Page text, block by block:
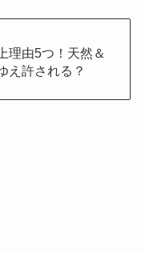
理由5つ！天然＆
え許される？